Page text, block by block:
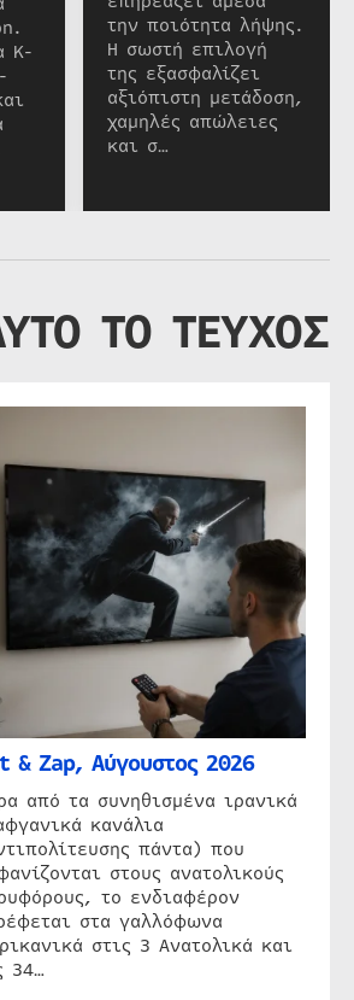
K-
την ποιότητα λήψης.
Η σωστή επιλογή
της εξασφαλίζει
αξιόπιστη μετάδοση,
χαμηλές απώλειες
και σ…
ΤΟ ΤΕΥΧΟΣ
& Zap, Αύγουστος 2026
από τα συνηθισμένα ιρανικά
κανάλια
πάντα) που
στους ανατολικούς
το ενδιαφέρον
στα γαλλόφωνα
στις 3 Ανατολικά και
34…